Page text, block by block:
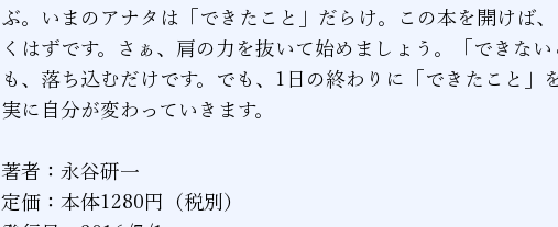
ぶ。いまのアナタは「できたこと」だらけ。この本を開けば
くはずです。さぁ、肩の力を抜いて始めましょう。「できな
も、落ち込むだけです。でも、1日の終わりに「できたこと」
実に自分が変わっていきます。
著者：永谷研一
定価：本体1280円（税別）